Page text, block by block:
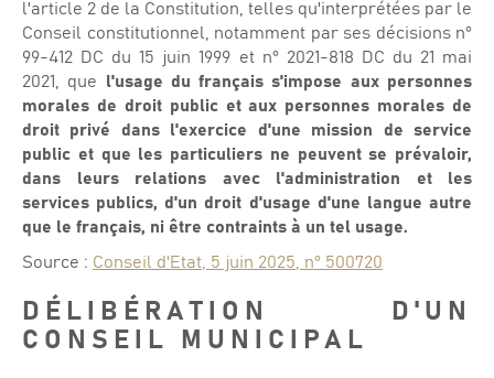
l'article 2 de la Constitution, telles qu'interprétées par le
Conseil constitutionnel, notamment par ses décisions n°
99-412 DC du 15 juin 1999 et n° 2021-818 DC du 21 mai
2021, que l'usage du français s'impose aux personnes
morales de droit public et aux personnes morales de
droit privé dans l'exercice d'une mission de service
public et que les particuliers ne peuvent se prévaloir,
dans leurs relations avec l'administration et les
services publics, d'un droit d'usage d'une langue autre
que le français, ni être contraints à un tel usage.
Source : Conseil d'Etat, 5 juin 2025, n° 500720
DÉLIBÉRATION D'UN
CONSEIL MUNICIPAL